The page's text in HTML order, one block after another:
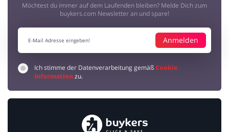
Möchtest du immer auf dem Laufenden bleiben? Melde Dich zum
buykers.com Newsletter an und spare!
Anmelden
Ich stimme der Datenverarbeitung gemäßCookie
Informationzu.